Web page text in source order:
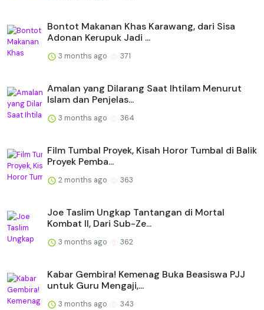
Bontot Makanan Khas Karawang, dari Sisa
Adonan Kerupuk Jadi ...
3 months ago 371
Amalan yang Dilarang Saat Ihtilam Menurut
Islam dan Penjelas...
3 months ago 364
Film Tumbal Proyek, Kisah Horor Tumbal di Balik
Proyek Pemba...
2 months ago 363
Joe Taslim Ungkap Tantangan di Mortal
Kombat II, Dari Sub-Ze...
3 months ago 362
Kabar Gembira! Kemenag Buka Beasiswa PJJ
untuk Guru Mengaji,...
3 months ago 343